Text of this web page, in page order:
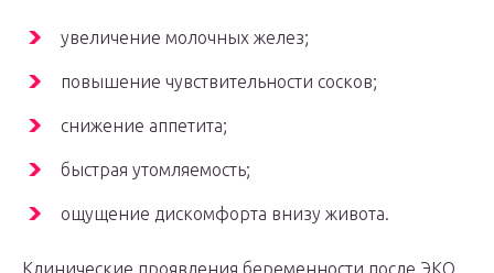
увеличение молочных желез;
повышение чувствительности сосков;
снижение аппетита;
быстрая утомляемость;
ощущение дискомфорта внизу живота.
Клинические проявления беременности после ЭКО